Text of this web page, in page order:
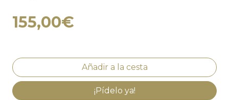
155,00€
¡Pídelo ya!